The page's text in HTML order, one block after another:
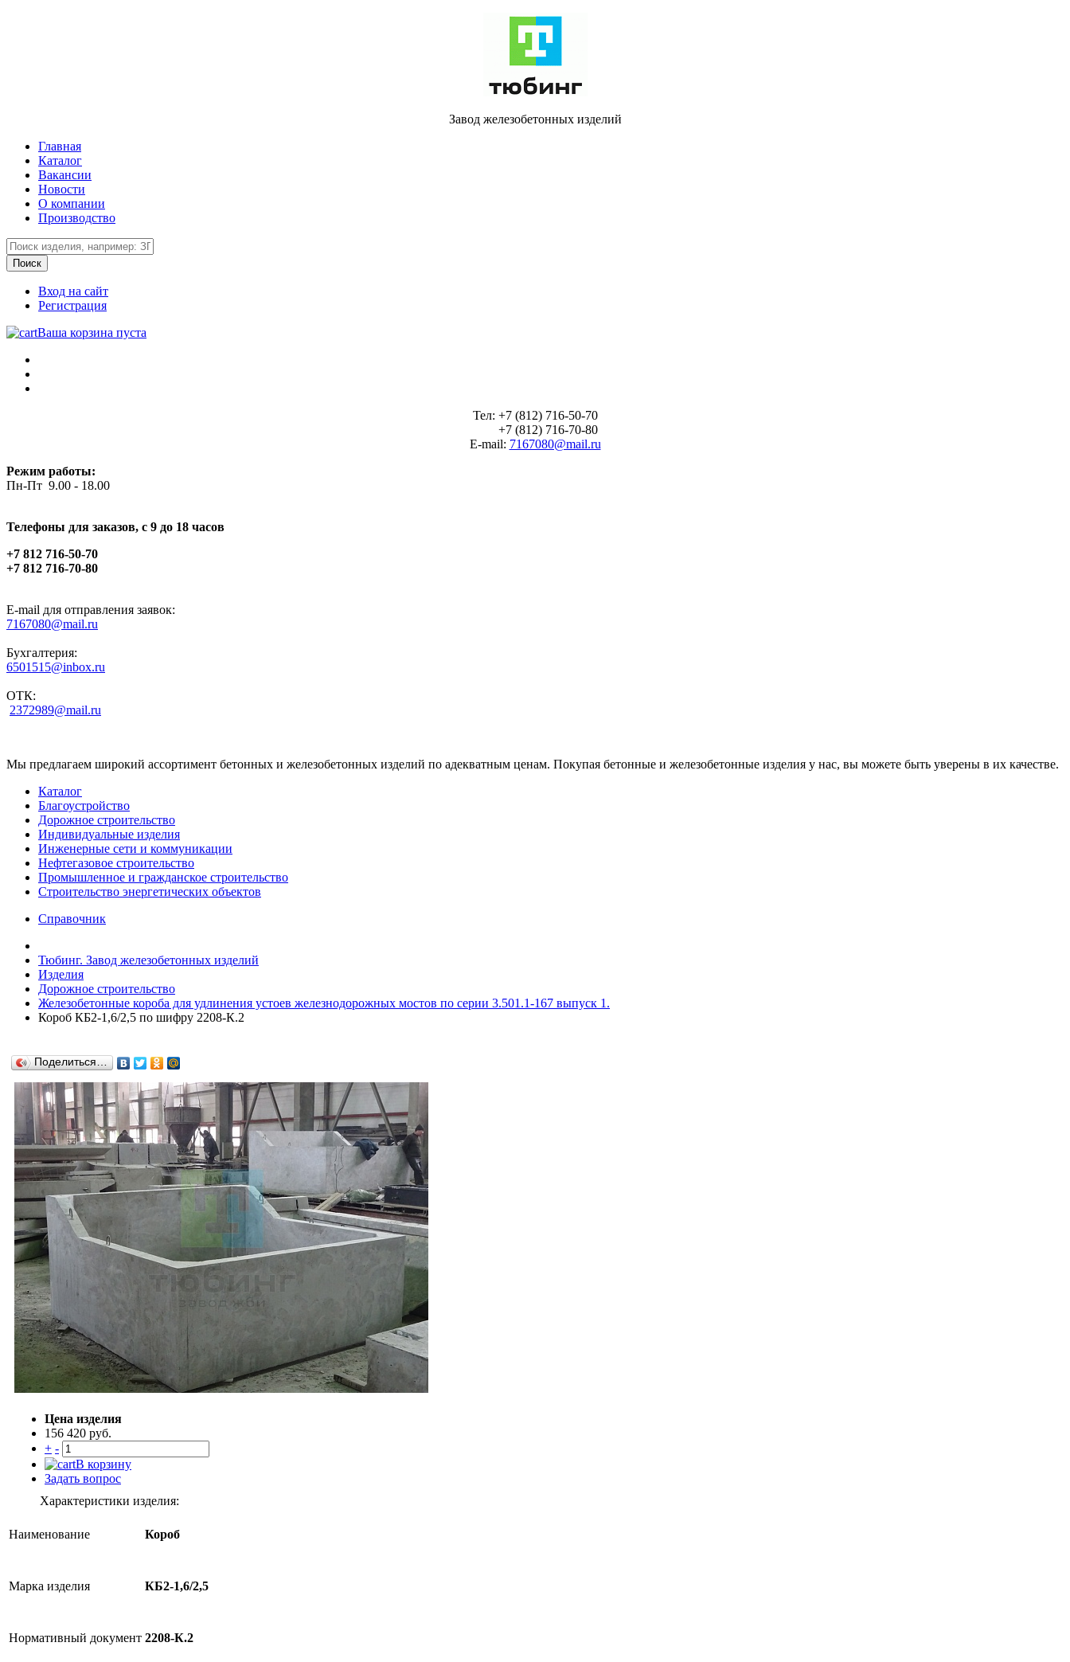
Завод железобетонных изделий
Главная
Каталог
Вакансии
Новости
О компании
Производство
Вход на сайт
Регистрация
Ваша корзина пуста
Тел: +7 (812) 716-50-70
+7 (812) 716-70-80
E-mail: 7167080@mail.ru
Режим работы:
Пн-Пт 9.00 - 18.00
Телефоны для заказов, c 9 до 18 часов
+7 812 716-50-70
+7 812 716-70-80
E-mail для отправления заявок:
7167080@mail.ru
Бухгалтерия:
6501515@inbox.ru
ОТК:
2372989@mail.ru
Мы предлагаем широкий ассортимент бетонных и железобетонных изделий по адекватным ценам. Покупая бетонные и железобетонные изделия у нас, вы можете быть уверены в их качестве.
Каталог
Благоустройство
Дорожное строительство
Индивидуальные изделия
Инженерные сети и коммуникации
Нефтегазовое строительство
Промышленное и гражданское строительство
Строительство энергетических объектов
Справочник
Тюбинг. Завод железобетонных изделий
Изделия
Дорожное строительство
Железобетонные короба для удлинения устоев железнодорожных мостов по серии 3.501.1-167 выпуск 1.
Короб КБ2-1,6/2,5 по шифру 2208-К.2
Поделиться…
Цена изделия
156 420 руб.
+ -
В корзину
Задать вопрос
Характеристики изделия:
Наименование Короб
Марка изделия КБ2-1,6/2,5
Нормативный документ 2208-К.2